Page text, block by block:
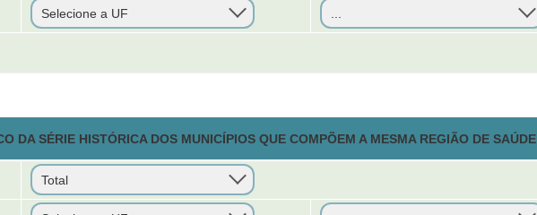
DA SÉRIE HISTÓRICA DOS MUNICÍPIOS QUE COMPÕEM A MESMA REGIÃO DE SAÚDE